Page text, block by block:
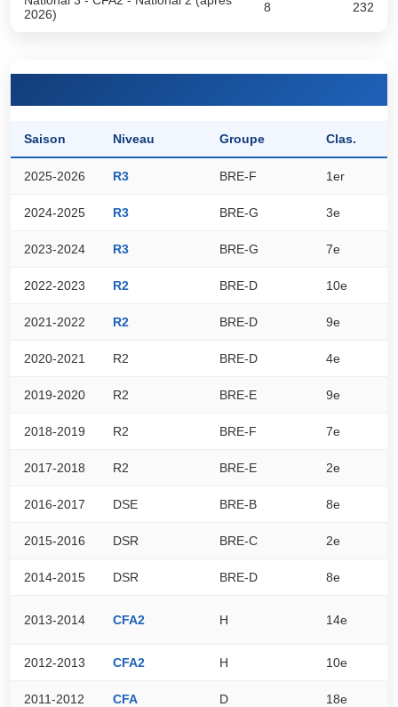
2026)
8 232
Saison Niveau Groupe Clas.
2025-2026 R3 BRE-F 1er
2024-2025 R3 BRE-G 3e
2023-2024 R3 BRE-G 7e
2022-2023 R2 BRE-D 10e
2021-2022 R2 BRE-D 9e
2020-2021 R2 BRE-D 4e
2019-2020 R2 BRE-E 9e
2018-2019 R2 BRE-F 7e
2017-2018 R2 BRE-E 2e
2016-2017 DSE BRE-B 8e
2015-2016 DSR BRE-C 2e
2014-2015 DSR BRE-D 8e
2013-2014 CFA2 H 14e
2012-2013 CFA2 H 10e
2011-2012 CFA D 18e